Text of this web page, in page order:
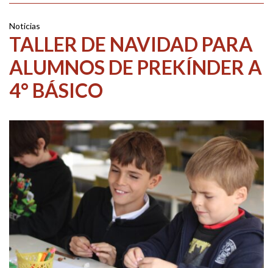
Noticias
TALLER DE NAVIDAD PARA
ALUMNOS DE PREKÍNDER A
4° BÁSICO